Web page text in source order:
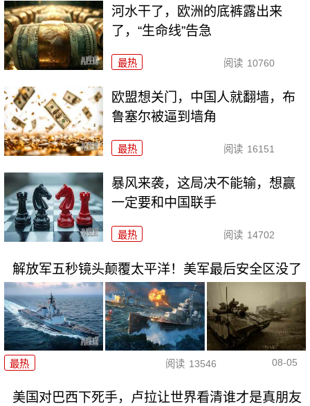
河水干了，欧洲的底裤露出来
了，“生命线”告急
最热 阅读 10760
欧盟想关门，中国人就翻墙，布
鲁塞尔被逼到墙角
最热 阅读 16151
暴风来袭，这局决不能输，想赢
一定要和中国联手
最热 阅读 14702
解放军五秒镜头颠覆太平洋！美军最后安全区没了
最热 阅读 13546 08-05
美国对巴西下死手，卢拉让世界看清谁才是真朋友